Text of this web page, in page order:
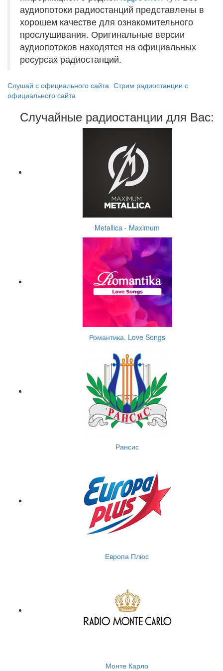
аудиопотоки радиостанций представлены в
хорошем качестве для ознакомительного
прослушивания. Оригинальные версии
аудиопотоков находятся на официальных
ресурсах радиостанций.
Слушай с официального сайта Стрим радиостанции с
официального сайта
Случайные радиостанции для Вас:
Metallica - Maximum
Романтика. Love Songs
Рансис
Европа Плюс
Монте Карло